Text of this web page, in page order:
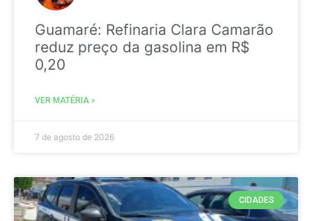
Guamaré: Refinaria Clara Camarão
reduz preço da gasolina em R$
0,20
VER MATÉRIA »
7 de agosto de 2026
CIDADES